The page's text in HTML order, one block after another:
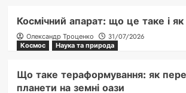
Космічний апарат: що це таке і
Олександр Троценко
31/07/2026
Космос
Наука та природа
Що таке тераформування: як
планети на земні оази